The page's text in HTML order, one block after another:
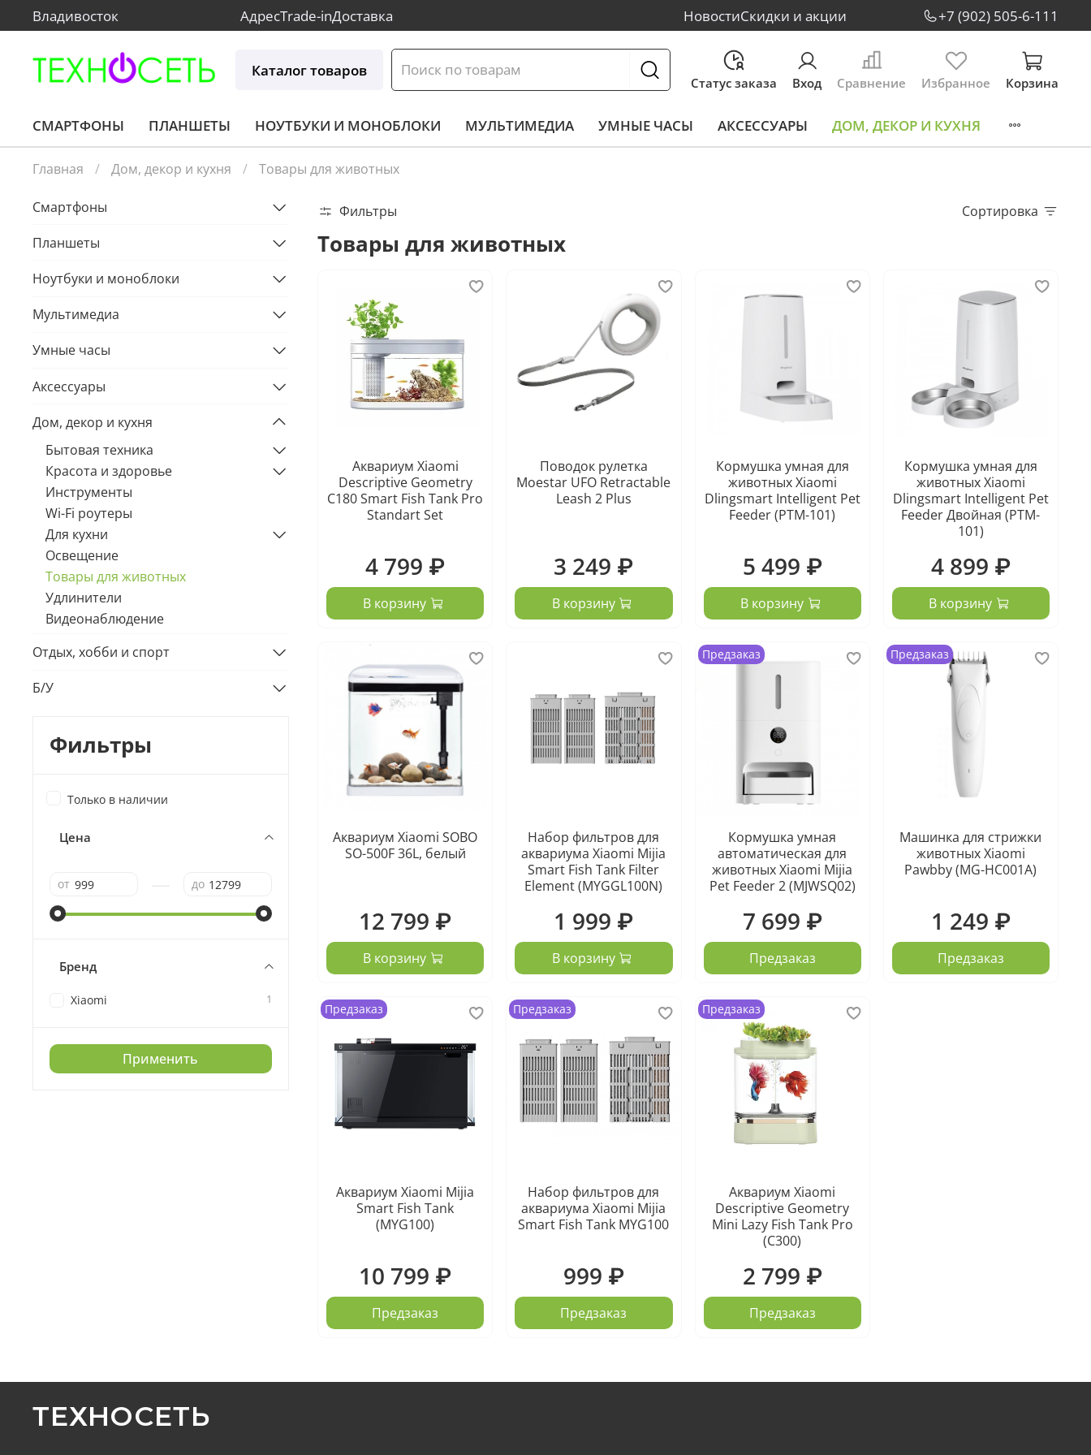
АдресTrade-inДоставка НовостиСкидки и акции
Владивосток +7 (902) 505-6-111
Каталог товаров
Статус заказа Вход Сравнение Избранное Корзина
СМАРТФОНЫ ПЛАНШЕТЫ НОУТБУКИ И МОНОБЛОКИ МУЛЬТИМЕДИА УМНЫЕ ЧАСЫ АКСЕССУАРЫ ДОМ, ДЕКОР И КУХНЯ
Главная Дом, декор и кухня Товары для животных
Фильтры Сортировка
Товары для животных
Аквариум Xiaomi
Descriptive Geometry
C180 Smart Fish Tank Pro
Standart Set
4 799 ₽
В корзину
Поводок рулетка
Moestar UFO Retractable
Leash 2 Plus
3 249 ₽
В корзину
Кормушка умная для
животных Xiaomi
Dlingsmart Intelligent Pet
Feeder (PTM-101)
5 499 ₽
В корзину
Кормушка умная для
животных Xiaomi
Dlingsmart Intelligent Pet
Feeder Двойная (PTM-
101)
4 899 ₽
В корзину
Аквариум Xiaomi SOBO
SO-500F 36L, белый
12 799 ₽
В корзину
Набор фильтров для
аквариума Xiaomi Mijia
Smart Fish Tank Filter
Element (MYGGL100N)
1 999 ₽
В корзину
Предзаказ
Кормушка умная
автоматическая для
животных Xiaomi Mijia
Pet Feeder 2 (MJWSQ02)
7 699 ₽
Предзаказ
Предзаказ
Машинка для стрижки
животных Xiaomi
Pawbby (MG-HC001A)
1 249 ₽
Предзаказ
Предзаказ
Аквариум Xiaomi Mijia
Smart Fish Tank
(MYG100)
10 799 ₽
Предзаказ
Предзаказ
Набор фильтров для
аквариума Xiaomi Mijia
Smart Fish Tank MYG100
999 ₽
Предзаказ
Предзаказ
Аквариум Xiaomi
Descriptive Geometry
Mini Lazy Fish Tank Pro
(C300)
2 799 ₽
Предзаказ
Смартфоны
Планшеты
Ноутбуки и моноблоки
Мультимедиа
Умные часы
Аксессуары
Дом, декор и кухня
Бытовая техника
Красота и здоровье
Инструменты
Wi-Fi роутеры
Для кухни
Освещение
Товары для животных
Удлинители
Видеонаблюдение
Отдых, хобби и спорт
Б/У
Фильтры
Только в наличии
Цена
от до
Бренд
Xiaomi 1
Применить
ТЕХНОСЕТЬ